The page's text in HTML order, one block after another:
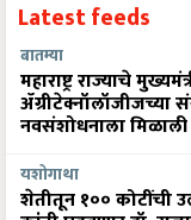
Latest feeds
बातम्या
महाराष्ट्र राज्याचे
ॲग्रीटेक्नॉलॉजीजच्या
नवसंशोधनाला
यशोगाथा
शेतीतून १०० कोटींची